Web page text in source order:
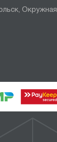
Окружная